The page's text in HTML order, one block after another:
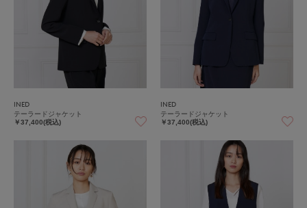
INED
テーラードジャケット
￥37,400(税込)
INED
テーラードジャケット
￥37,400(税込)